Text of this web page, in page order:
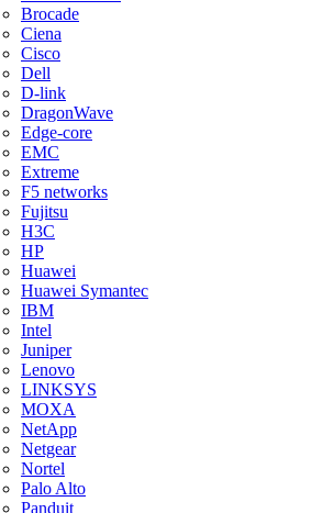
Brocade
Ciena
Cisco
Dell
D-link
DragonWave
Edge-core
EMC
Extreme
F5 networks
Fujitsu
H3С
HP
Huawei
Huawei Symantec
IBM
Intel
Juniper
Lenovo
LINKSYS
MOXA
NetApp
Netgear
Nortel
Palo Alto
Panduit